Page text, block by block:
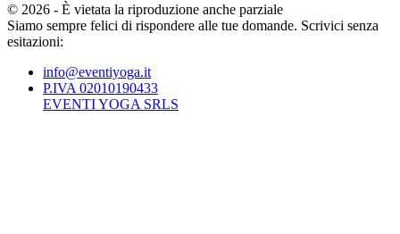
© 2026 - È vietata la riproduzione anche parziale
Siamo sempre felici di rispondere alle tue domande. Scrivici senza
esitazioni:
info@eventiyoga.it
P.IVA 02010190433
EVENTI YOGA SRLS